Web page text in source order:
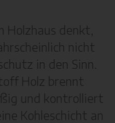
Holzhaus denkt,
nicht
in den Sinn.
Holz brennt
und kontrolliert
Kohleschicht an